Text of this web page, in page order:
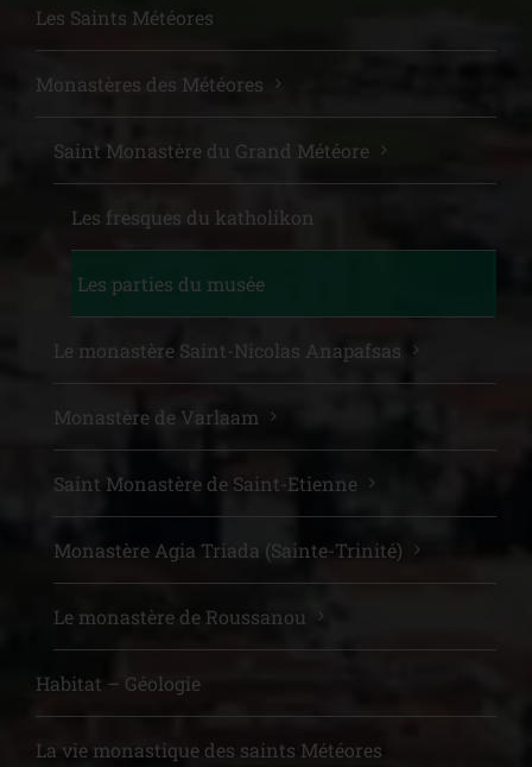
Les Saints Météores
Monastères des Météores
Saint Μonastère du Grand Météore
Les fresques du katholikon
Les parties du musée
Le monastère Saint-Nicolas Anapafsas
Monastère de Varlaam
Saint Monastère de Saint-Etienne
Monastère Agia Triada (Sainte-Trinité)
Le monastère de Roussanou
Habitat – Géologie
La vie monastique des saints Météores